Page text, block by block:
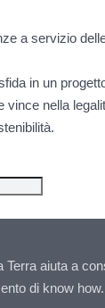
a servizio
in un
vince nella
Terra aiuta a
di know how.